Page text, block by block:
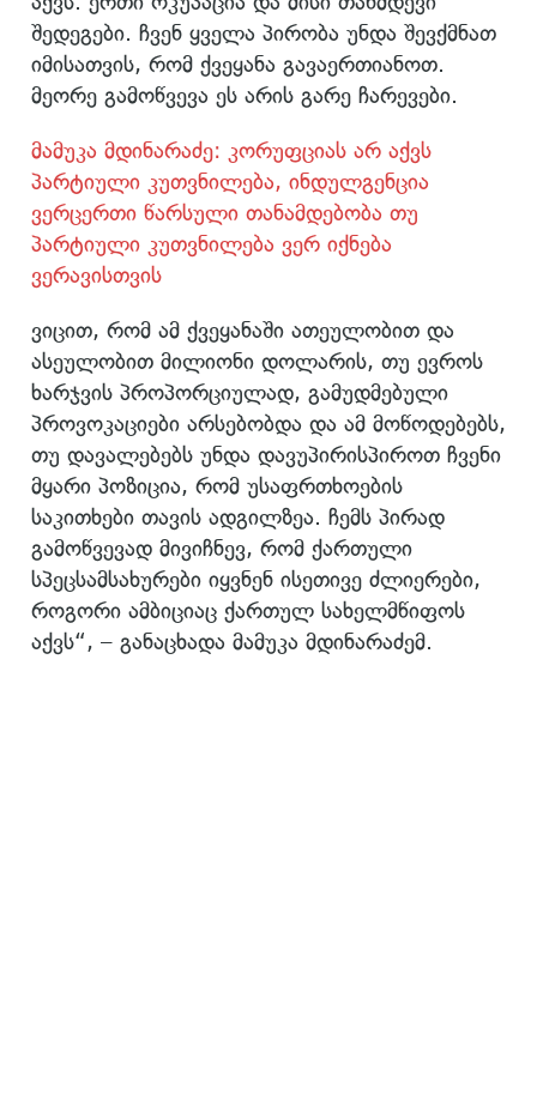
შედეგები. ჩვენ ყველა პირობა უნდა შევქმნათ
იმისათვის, რომ ქვეყანა გავაერთიანოთ.
მეორე გამოწვევა ეს არის გარე ჩარევები.
მამუკა მდინარაძე: კორუფციას არ აქვს
პარტიული კუთვნილება, ინდულგენცია
ვერცერთი წარსული თანამდებობა თუ
პარტიული კუთვნილება ვერ იქნება
ვერავისთვის
ვიცით, რომ ამ ქვეყანაში ათეულობით და
ასეულობით მილიონი დოლარის, თუ ევროს
ხარჯვის პროპორციულად, გამუდმებული
პროვოკაციები არსებობდა და ამ მოწოდებებს,
თუ დავალებებს უნდა დავუპირისპიროთ ჩვენი
მყარი პოზიცია, რომ უსაფრთხოების
საკითხები თავის ადგილზეა. ჩემს პირად
გამოწვევად მივიჩნევ, რომ ქართული
სპეცსამსახურები იყვნენ ისეთივე ძლიერები,
როგორი ამბიციაც ქართულ სახელმწიფოს
აქვს“, – განაცხადა მამუკა მდინარაძემ.